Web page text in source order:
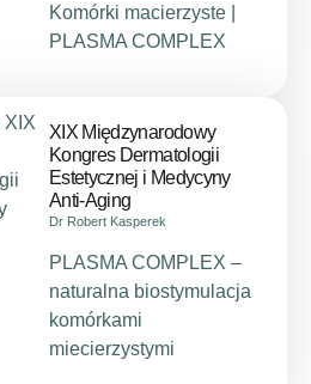
Komórki macierzyste |
PLASMA COMPLEX
XIX Międzynarodowy
Kongres Dermatologii
Estetycznej i Medycyny
Anti-Aging
Dr Robert Kasperek
PLASMA COMPLEX –
naturalna biostymulacja
komórkami
miecierzystymi